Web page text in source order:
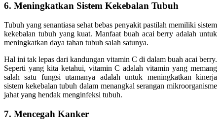
6. Meningkatkan Sistem Kekebalan Tubuh
Tubuh yang senantiasa sehat bebas penyakit pastilah memiliki sistem
kekebalan tubuh yang kuat. Manfaat buah acai berry adalah untuk
meningkatkan daya tahan tubuh salah satunya.
Hal ini tak lepas dari kandungan vitamin C di dalam buah acai berry.
Seperti yang kita ketahui, vitamin C adalah vitamin yang memang
salah satu fungsi utamanya adalah untuk meningkatkan kinerja
sistem kekebalan tubuh dalam menangkal serangan mikroorganisme
jahat yang hendak menginfeksi tubuh.
7. Mencegah Kanker